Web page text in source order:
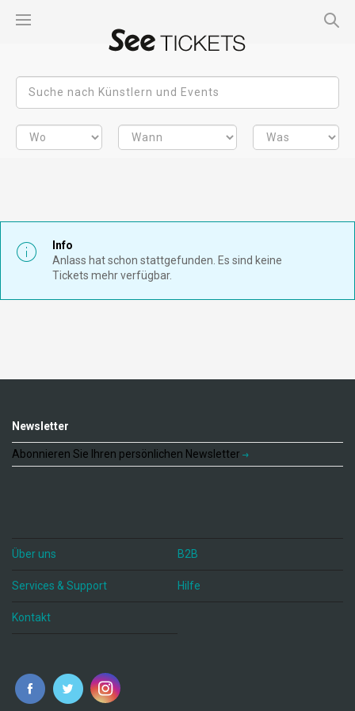
Info
Anlass hat schon stattgefunden. Es sind keine
Tickets mehr verfügbar.
Newsletter
Abonnieren Sie Ihren persönlichen Newsletter
Über uns B2B
Services & Support Hilfe
Kontakt